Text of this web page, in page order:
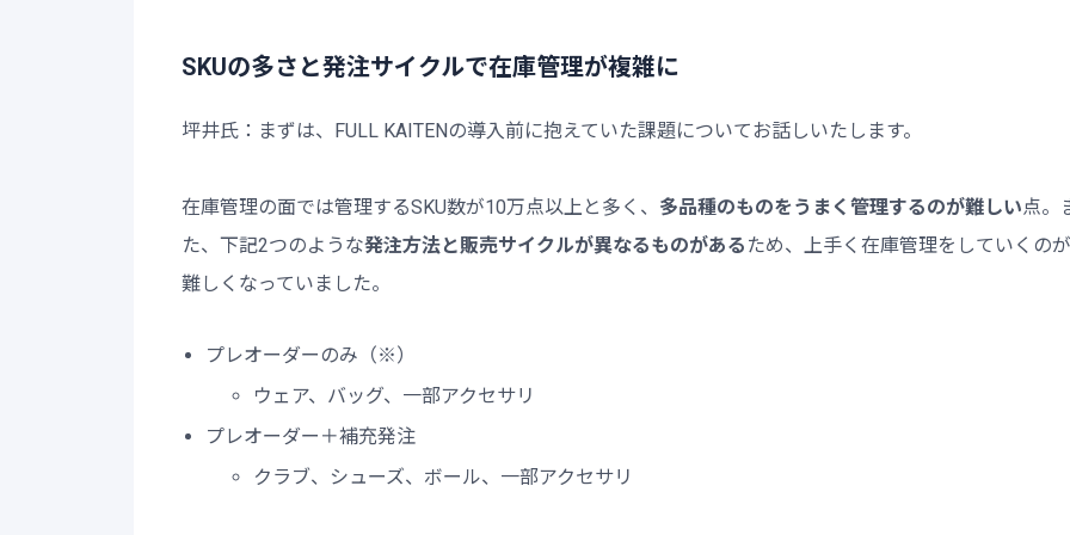
SKUの多さと発注サイクルで在庫管理が複雑に
坪井氏：まずは、FULL KAITENの導入前に抱えていた課題についてお話しいたします。
在庫管理の面では管理するSKU数が10万点以上と多く、 多品種のものをうまく管理するのが難しい点。
た、下記2つのような発注方法と販売サイクルが異なるものがある ため、上手く在庫管理をしていくのが
難しくなっていました。
プレオーダーのみ（※）
ウェア、バッグ、一部アクセサリ
プレオーダー＋補充発注
クラブ、シューズ、ボール、一部アクセサリ